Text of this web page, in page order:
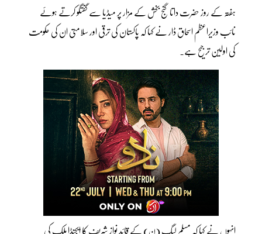
ہفتہ کے روز حضرت داتا گنج بخش کے مزار پر میڈیا سے گفتگو کرتے ہوئے
نائب وزیراعظم اسحاق ڈار نے کہا کہ پاکستان کی ترقی اور سلامتی ان کی حکومت
کی اولین ترجیح ہے۔